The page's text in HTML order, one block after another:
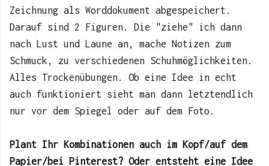
Zeichnung als Worddokument abgespeichert.
Darauf sind 2 Figuren. Die "ziehe" ich dann
nach Lust und Laune an, mache Notizen zum
Schmuck, zu verschiedenen Schuhmöglichkeiten.
Alles Trockenübungen. Ob eine Idee in echt
auch funktioniert sieht man dann letztendlich
nur vor dem Spiegel oder auf dem Foto.
Plant Ihr Kombinationen auch im Kopf/auf dem
Papier/bei Pinterest? Oder entsteht eine Idee